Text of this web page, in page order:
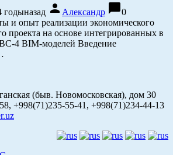
годыназад person Александр chat_bubble0
и опыт реализации экономического
проекта на основе интегрированных в
4 BIM-моделей Введение
(быв. Новомосковская), дом 30
+998(71)235-55-41, +998(71)234-44-13